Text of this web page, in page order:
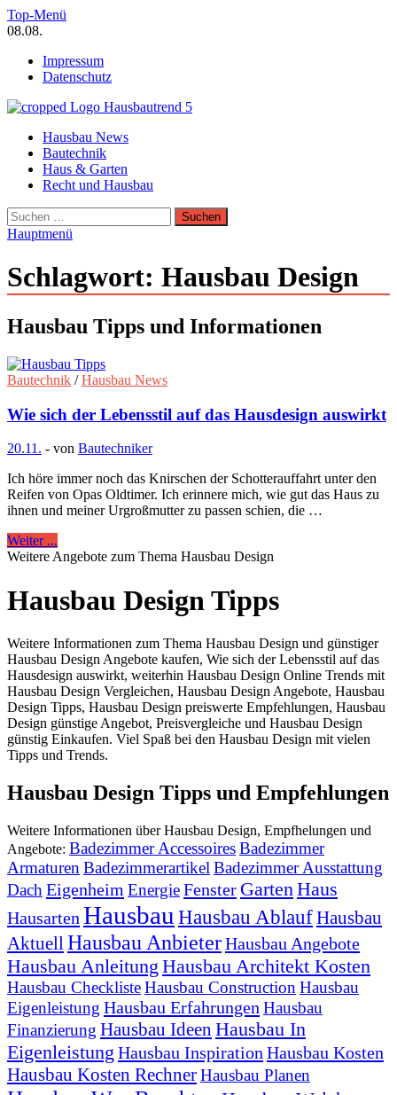
Zum
Inhalt
Top-Menü
08.08.
Impressum
Datenschutz
Hausbautrend Hausbau Trends
Hausbau, Modernisierung, Energietechnik, Haustechnik
Hausbau News
Bautechnik
Haus & Garten
Recht und Hausbau
Suchen
nach:
Hauptmenü
Schlagwort: Hausbau Design
Hausbau Tipps und Informationen
Bautechnik /Hausbau News
Wie sich der Lebensstil auf das Hausdesign auswirkt
20.11. - von Bautechniker
Ich höre immer noch das Knirschen der Schotterauffahrt unter den
Reifen von Opas Oldtimer. Ich erinnere mich, wie gut das Haus zu
ihnen und meiner Urgroßmutter zu passen schien, die …
Weiter ...
Weitere Angebote zum Thema Hausbau Design
Hausbau Design Tipps
Weitere Informationen zum Thema Hausbau Design und günstiger
Hausbau Design Angebote kaufen, Wie sich der Lebensstil auf das
Hausdesign auswirkt, weiterhin Hausbau Design Online Trends mit
Hausbau Design Vergleichen, Hausbau Design Angebote, Hausbau
Design Tipps, Hausbau Design preiswerte Empfehlungen, Hausbau
Design günstige Angebot, Preisvergleiche und Hausbau Design
günstig Einkaufen. Viel Spaß bei den Hausbau Design mit vielen
Tipps und Trends.
Hausbau Design Tipps und Empfehlungen
Weitere Informationen über Hausbau Design, Empfhelungen und
Angebote: Badezimmer AccessoiresBadezimmer
Armaturen Badezimmerartikel Badezimmer Ausstattung
Dach Eigenheim EnergieFenster Garten Haus
Hausarten Hausbau Hausbau AblaufHausbau
AktuellHausbau AnbieterHausbau Angebote
Hausbau Anleitung Hausbau Architekt Kosten
Hausbau ChecklisteHausbau Construction Hausbau
Eigenleistung Hausbau Erfahrungen Hausbau
Finanzierung Hausbau Ideen Hausbau In
Eigenleistung Hausbau Inspiration Hausbau Kosten
Hausbau Kosten RechnerHausbau Planen